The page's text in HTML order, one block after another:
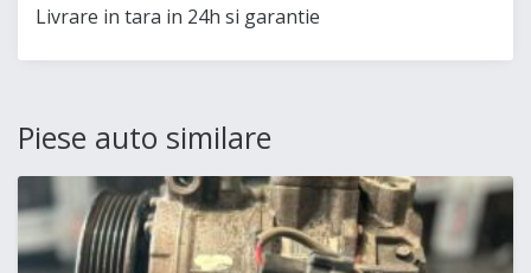
Livrare in tara in 24h si garantie
Piese auto similare